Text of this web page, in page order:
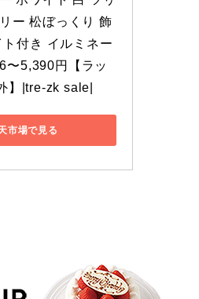
ー 松ぼっくり 飾
付き イルミネー
〜5,390円【ラッ
】|tre-zk sale|
市場で見る